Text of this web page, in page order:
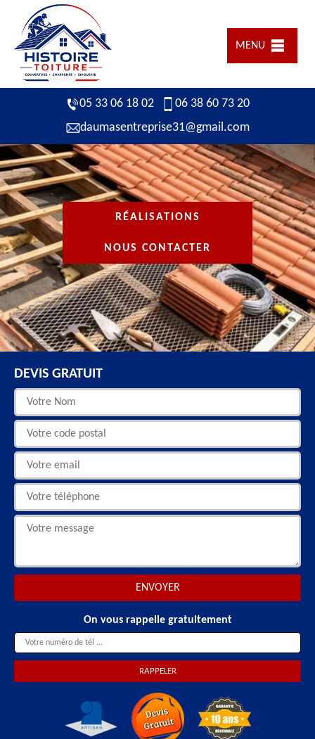
MENU
05 33 06 18 02
06 38 60 73 20
daumasentreprise31@gmail.com
RÉALISATIONS
NOUS CONTACTER
DEVIS GRATUIT
On vous rappelle gratuitement